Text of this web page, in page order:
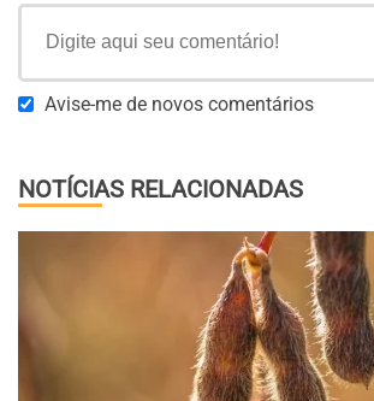
Avise-me de novos comentários
NOTÍCIAS RELACIONADAS